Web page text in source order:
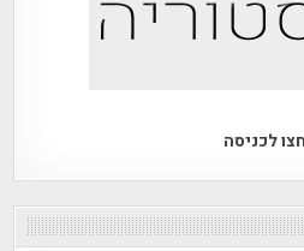
לכניסה